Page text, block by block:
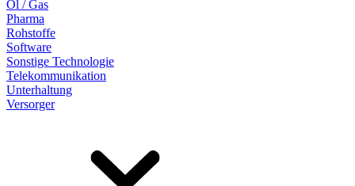
Öl / Gas
Pharma
Rohstoffe
Software
Sonstige Technologie
Telekommunikation
Unterhaltung
Versorger